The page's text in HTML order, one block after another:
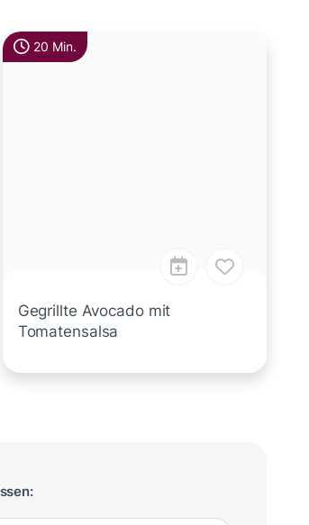
20 Min.
Gegrillte Avocado mit
Tomatensalsa